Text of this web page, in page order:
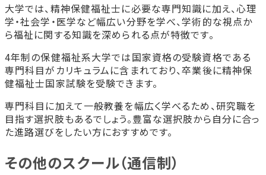
大学では、精神保健福祉士に必要な専門知識に加え、心理
学・社会学・医学など幅広い分野を学べ、学術的な視点か
ら福祉に関する知識を深められる点が特徴です。
4年制の保健福祉系大学では国家資格の受験資格である
専門科目がカリキュラムに含まれており、卒業後に精神保
健福祉士国家試験を受験できます。
専門科目に加えて一般教養を幅広く学べるため、研究職を
目指す選択肢もあるでしょう。豊富な選択肢から自分に合っ
た進路選びをしたい方におすすめです。
その他のスクール（通信制）